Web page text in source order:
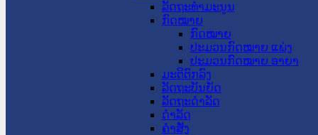
ລັດຖະທໍາມະນູນ
ກົດໝາຍ
ກົດໝາຍ
ປະມວນກົດໝາຍ ແພ່ງ
ປະມວນກົດໝາຍ ອາຍາ
ມະຕິຕົກລົງ
ລັດຖະບັນຍັດ
ລັດຖະດໍາລັດ
ດໍາລັດ
ຄໍາສັ່ງ